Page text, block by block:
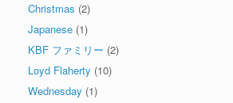
Christmas (2)
Japanese (1)
KBF ファミリー (2)
Loyd Flaherty (10)
Wednesday (1)